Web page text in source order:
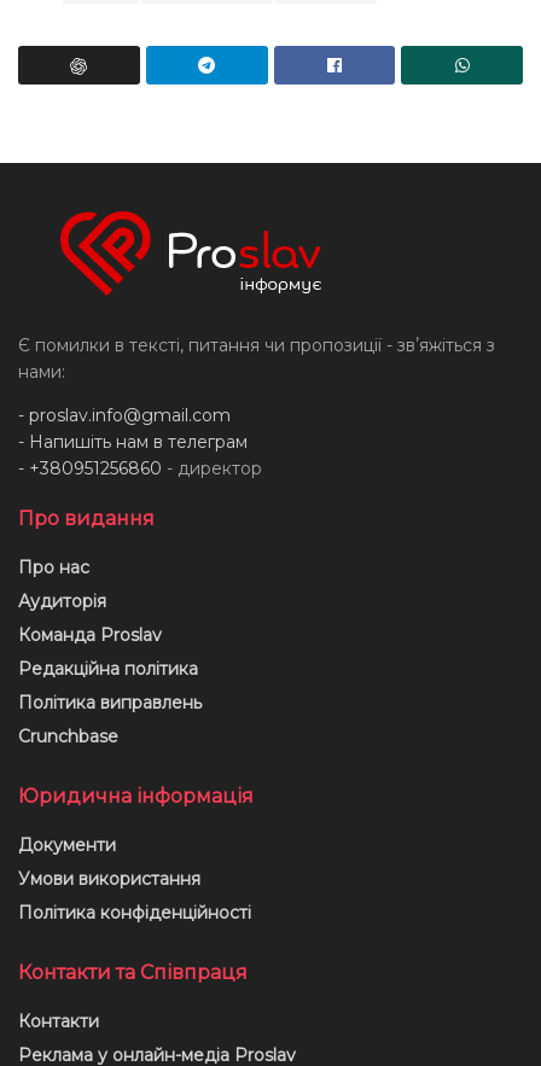
Є помилки в тексті, питання чи пропозиції - звʼяжіться з
нами:
- proslav.info@gmail.com
- Напишіть нам в телеграм
- +380951256860 - директор
Про видання
Про нас
Аудиторія
Команда Proslav
Редакційна політика
Політика виправлень
Crunchbase
Юридична інформація
Документи
Умови використання
Політика конфіденційності
Контакти та Співпраця
Контакти
Реклама у онлайн-медіа Proslav